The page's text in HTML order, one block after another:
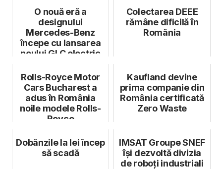
O nouă eră a
designului
Mercedes-Benz
începe cu lansarea
noului GLC electric
Colectarea DEEE
rămâne dificilă în
România
Rolls-Royce Motor
Cars Bucharest a
adus în România
noile modele Rolls-
Royce
Kaufland devine
prima companie din
România certificată
Zero Waste
Dobânzile la lei încep
să scadă
IMSAT Groupe SNEF
își dezvoltă divizia
de roboţi industriali